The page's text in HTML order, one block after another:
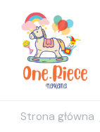
Strona główna